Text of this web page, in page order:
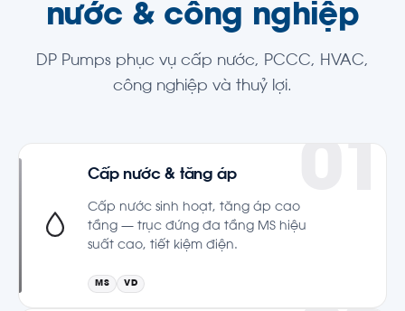
nước & công nghiệp
DP Pumps phục vụ cấp nước, PCCC, HVAC,
công nghiệp và thuỷ lợi.
Cấp nước & tăng áp
Cấp nước sinh hoạt, tăng áp cao
tầng — trục đứng đa tầng MS hiệu
suất cao, tiết kiệm điện.
MS VD